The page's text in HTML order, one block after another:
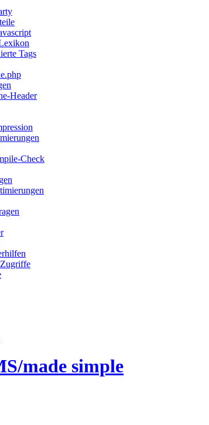
Tags
Header
Check
made simple